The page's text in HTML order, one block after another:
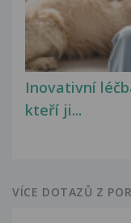
Inovativní
kteří ji...
VÍCE DOTAZŮ Z